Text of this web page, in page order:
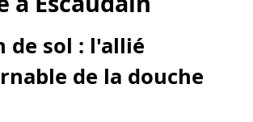
de sol : l'allié
de la douche